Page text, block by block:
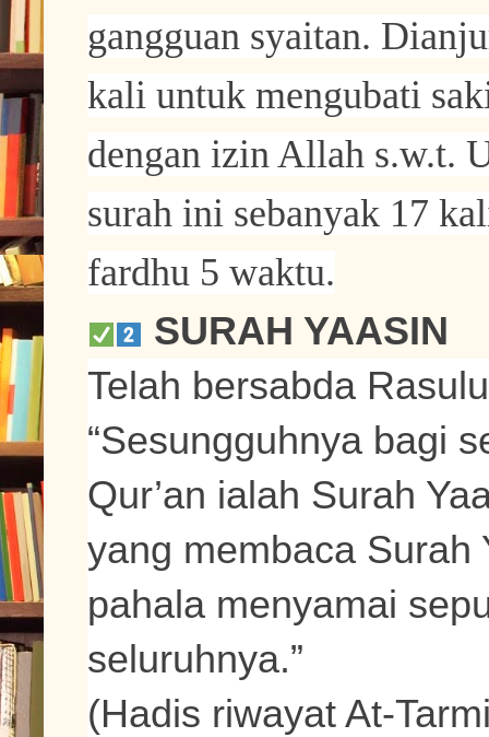
gangguan syaitan.
kali untuk mengubati
dengan izin Allah s.w.t.
surah ini sebanyak 17
fardhu 5 waktu.
SURAH YAASIN
Telah bersabda
“Sesungguhnya bagi
Qur’an ialah Surah
yang membaca Surah
pahala menyamai
seluruhnya.”
(Hadis riwayat At-